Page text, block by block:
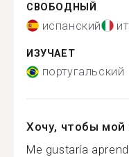
СВОБОДНЫЙ
испанский
ИЗУЧАЕТ
португальский
Хочу, чтобы
Me gustaría